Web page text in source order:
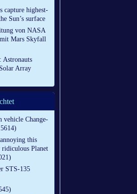
capture highest-
Sun’s surface
von NASA
mit Mars Skyfall
Array
vehicle Change-
this
Planet
STS-135